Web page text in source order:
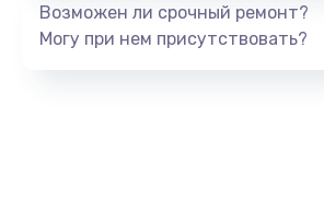
Возможен ли срочный ремонт?
Могу при нем присутствовать?